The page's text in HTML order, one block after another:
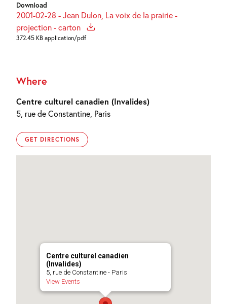
Download
2001-02-28 - Jean Dulon, La voix de la prairie -
projection - carton
372.45 KB application/pdf
Where
Centre culturel canadien (Invalides)
5, rue de Constantine, Paris
GET DIRECTIONS
Centre culturel canadien
(Invalides)
5, rue de Constantine - Paris
View Events